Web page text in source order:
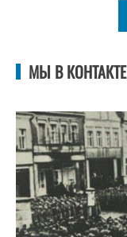
МЫ В КОНТАКТЕ